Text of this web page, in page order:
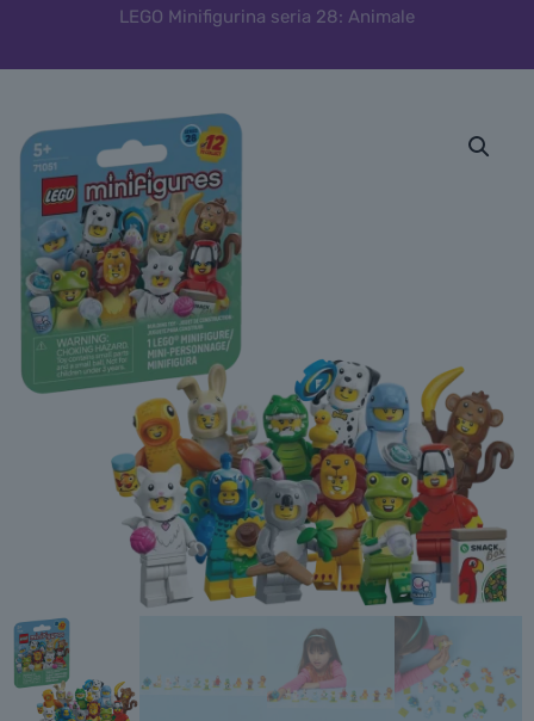
LEGO Minifigurina seria 28: Animale